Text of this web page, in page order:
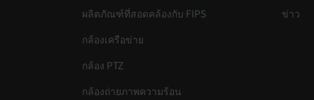
ผลิตภัณฑ์ที่สอดคล้องกับ FIPS
กล้องเครือข่าย
กล้อง PTZ
กล้องถ่ายภาพความร้อน
ข่าว